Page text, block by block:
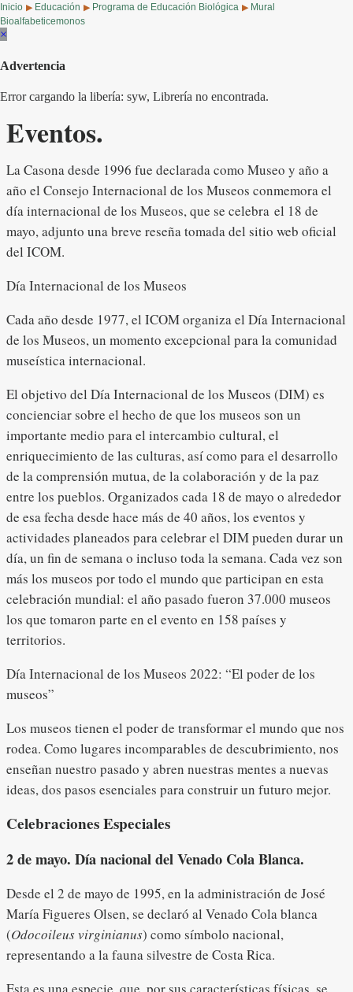
Inicio ▶ Educación ▶ Programa de Educación Biológica ▶ Mural
Bioalfabeticemonos
×
Advertencia
Error cargando la libería: syw, Librería no encontrada.
Eventos.
La Casona desde 1996 fue declarada como Museo y año a
año el Consejo Internacional de los Museos conmemora el
día internacional de los Museos, que se celebra el 18 de
mayo, adjunto una breve reseña tomada del sitio web oficial
del ICOM.
Día Internacional de los Museos
Cada año desde 1977, el ICOM organiza el Día Internacional
de los Museos, un momento excepcional para la comunidad
museística internacional.
El objetivo del Día Internacional de los Museos (DIM) es
concienciar sobre el hecho de que los museos son un
importante medio para el intercambio cultural, el
enriquecimiento de las culturas, así como para el desarrollo
de la comprensión mutua, de la colaboración y de la paz
entre los pueblos. Organizados cada 18 de mayo o alrededor
de esa fecha desde hace más de 40 años, los eventos y
actividades planeados para celebrar el DIM pueden durar un
día, un fin de semana o incluso toda la semana. Cada vez son
más los museos por todo el mundo que participan en esta
celebración mundial: el año pasado fueron 37.000 museos
los que tomaron parte en el evento en 158 países y
territorios.
Día Internacional de los Museos 2022: “El poder de los
museos”
Los museos tienen el poder de transformar el mundo que nos
rodea. Como lugares incomparables de descubrimiento, nos
enseñan nuestro pasado y abren nuestras mentes a nuevas
ideas, dos pasos esenciales para construir un futuro mejor.
Celebraciones Especiales
2de mayo. Día nacional del Venado Cola Blanca.
Desde el 2 de mayo de 1995, en la administración de José
María Figueres Olsen, se declaró al Venado Cola blanca
(Odocoileus virginianus) como símbolo nacional,
representando a la fauna silvestre de Costa Rica.